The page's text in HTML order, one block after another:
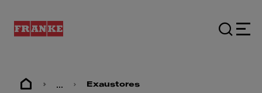
... Exaustores